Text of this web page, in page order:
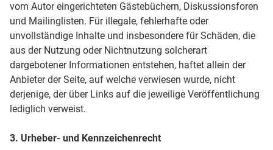
vom Autor eingerichteten Gästebüchern, Diskussionsforen
und Mailinglisten. Für illegale, fehlerhafte oder
unvollständige Inhalte und insbesondere für Schäden, die
aus der Nutzung oder Nichtnutzung solcherart
dargebotener Informationen entstehen, haftet allein der
Anbieter der Seite, auf welche verwiesen wurde, nicht
derjenige, der über Links auf die jeweilige Veröffentlichung
lediglich verweist.
3. Urheber- und Kennzeichenrecht